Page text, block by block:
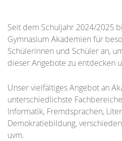
Seit dem Schuljahr 2024/2025
Gymnasium Akademien für
Schülerinnen und Schüler an,
dieser Angebote zu entdecken
Unser vielfältiges Angebot an
unterschiedlichste
Informatik, Fremdsprachen,
Demokratiebildung,
uvm.